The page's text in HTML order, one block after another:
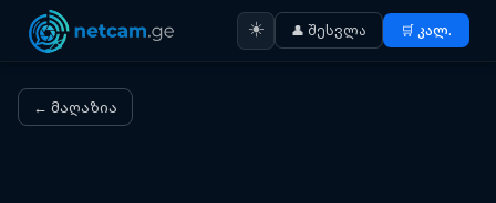
☀️ 👤 შესვლა 🛒 კალ.
← მაღაზია